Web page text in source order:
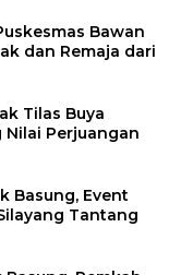
Bawan
dan Remaja dari
Tilas Buya
Nilai Perjuangan
Basung, Event
Tantang